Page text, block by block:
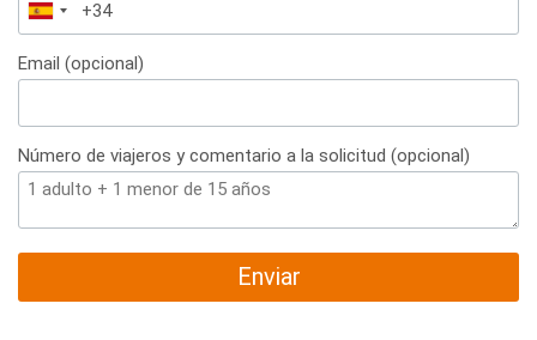
España
+34
Email (opcional)
Número de viajeros y comentario a la solicitud (opcional)
Enviar